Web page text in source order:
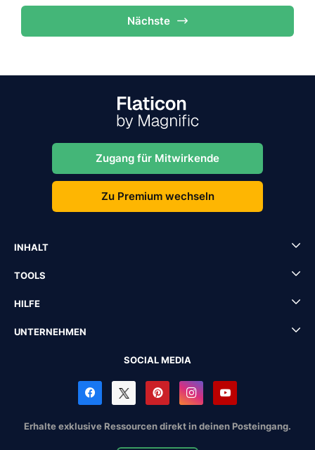
Nächste
Zugang für Mitwirkende
Zu Premium wechseln
INHALT
TOOLS
HILFE
UNTERNEHMEN
SOCIAL MEDIA
Erhalte exklusive Ressourcen direkt in deinen Posteingang.